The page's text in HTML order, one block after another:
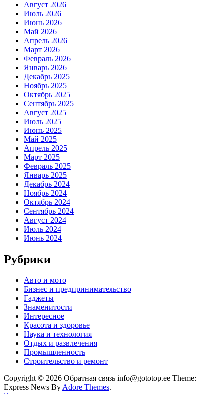
Август 2026
Июль 2026
Июнь 2026
Май 2026
Апрель 2026
Март 2026
Февраль 2026
Январь 2026
Декабрь 2025
Ноябрь 2025
Октябрь 2025
Сентябрь 2025
Август 2025
Июль 2025
Июнь 2025
Май 2025
Апрель 2025
Март 2025
Февраль 2025
Январь 2025
Декабрь 2024
Ноябрь 2024
Октябрь 2024
Сентябрь 2024
Август 2024
Июль 2024
Июнь 2024
Рубрики
Авто и мото
Бизнес и предпринимательство
Гаджеты
Знаменитости
Интересное
Красота и здоровье
Наука и технология
Отдых и развлечения
Промышленность
Строительство и ремонт
Copyright © 2026 Обратная связь info@gototop.ee Theme:
Express News By Adore Themes.